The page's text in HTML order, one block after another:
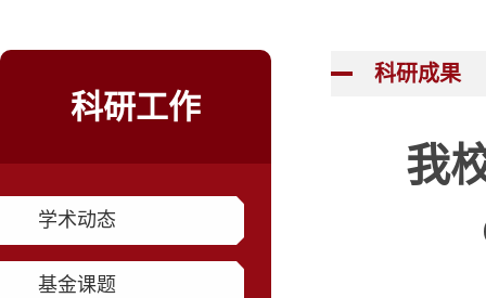
科研工作
学术动态
基金课题
科研成果
我